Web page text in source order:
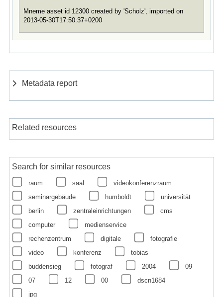
Mneme asset id 12300 created by 'Scholz', imported on
2013-05-30T17:50:37+0200
Metadata report
Related resources
Search for similar resources
raum saal
videokonferenzraum
seminargebäude
humboldt
universität
berlin
zentraleinrichtungen
cms
computer
medienservice
rechenzentrum
digitale
fotografie
video
konferenz
tobias
buddensieg
fotograf 2004
09
07
12 00
dscn1684
jpg